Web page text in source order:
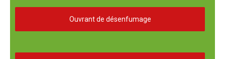
Ouvrant de désenfumage